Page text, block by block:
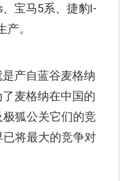
宝马5系、捷豹I-
。
产自蓝谷麦格纳
麦格纳在中国的
狐公关它们的竞
将最大的竞争对